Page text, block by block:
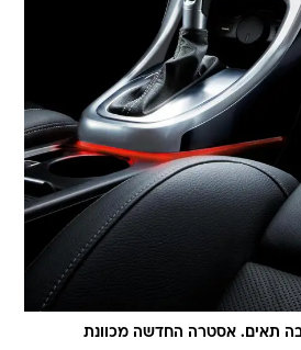
תאים. אסטרה החדשה מכוונת